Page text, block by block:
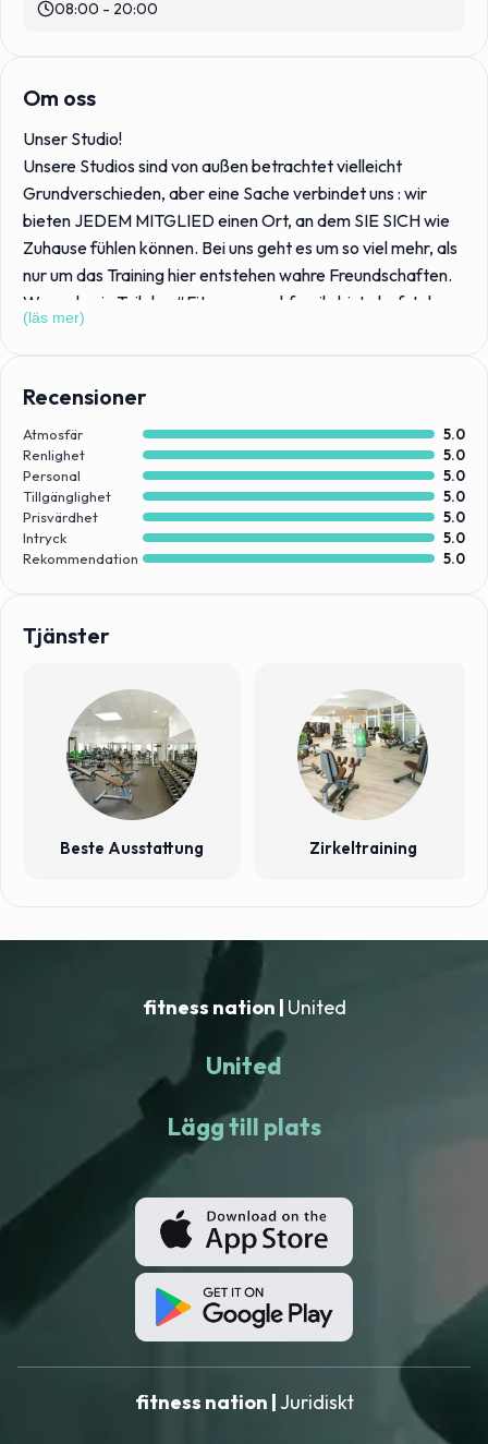
Tjänster
Beste Ausstattung Zirkeltraining
08:00 - 20:00
Om oss
Unser Studio!
Unsere Studios sind von außen betrachtet vielleicht
Grundverschieden, aber eine Sache verbindet uns : wir
bieten JEDEM MITGLIED einen Ort, an dem SIE SICH wie
Zuhause fühlen können. Bei uns geht es um so viel mehr, als
nur um das Training hier entstehen wahre Freundschaften.
Wenn du ein Teil der #Fitnessrauschfamily bist, darfst du
dich auf ein familiäres Studio einstellen, bei dem du von
Trotz vieler Änderungen wird Fitnessrausch immer der Ort
sein, an dem dir jederzeit jemand aus unserem Team bei
deinem Training zur Seite steht und dir bei allen Fragen rund
um den Sport und einen gesunden Lebensstil weiterhilft und
dich bei deinem Training individuell betreut.
(läs mer)
Recensioner
Atmosfär
5.0
Renlighet
5.0
Personal
5.0
Tillgänglighet
5.0
Prisvärdhet
5.0
Intryck
5.0
Rekommendation
5.0
fitness nation | United
United
Lägg till plats
fitness nation |Juridiskt